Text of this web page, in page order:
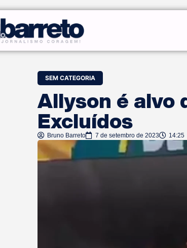
SEM CATEGORIA
Allyson é alvo
Excluídos
Bruno Barreto 7 de setembro de 2023 14:25